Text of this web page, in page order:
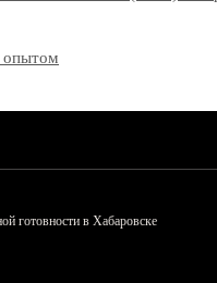
опытом
готовности в Хабаровске